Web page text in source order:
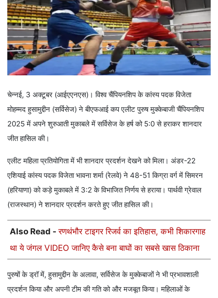
चेन्नई, 3 अक्टूबर (आईएएनएस)। विश्व चैंपियनशिप के कांस्य पदक विजेता
मोहम्मद हुसामुद्दीन (सर्विसेज) ने बीएफआई कप एलीट पुरुष मुक्केबाजी चैंपियनशिप
2025 में अपने शुरुआती मुकाबले में सर्विसेज के हर्ष को 5:0 से हराकर शानदार
जीत हासिल की।
एलीट महिला प्रतियोगिता में भी शानदार प्रदर्शन देखने को मिला। अंडर-22
एशियाई कांस्य पदक विजेता भावना शर्मा (रेलवे) ने 48-51 किग्रा वर्ग में सिमरन
(हरियाणा) को कड़े मुकाबले में 3:2 के विभाजित निर्णय से हराया। पार्थवी ग्रेवाल
(राजस्थान) ने शानदार प्रदर्शन करते हुए जीत हासिल की।
Also Read -रणथंभौर टाइगर रिजर्व का इतिहास, कभी शिकारगाह
था ये जंगल VIDEO जानिए कैसे बना बाघों का सबसे खास ठिकाना
पुरुषों के ड्रॉ में, हुसामुद्दीन के अलावा, सर्विसेज के मुक्केबाजों ने भी प्रभावशाली
प्रदर्शन किया और अपनी टीम की गति को और मजबूत किया। महिलाओं के